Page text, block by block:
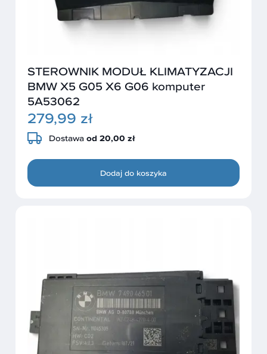
STEROWNIK MODUŁ KLIMATYZACJI
BMW X5 G05 X6 G06 komputer
5A53062
279,99 zł
Dostawa od 20,00 zł
Dodaj do koszyka